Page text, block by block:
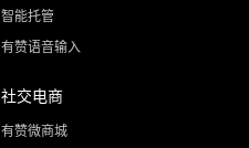
智能托管
有赞语音输入
社交电商
有赞微商城